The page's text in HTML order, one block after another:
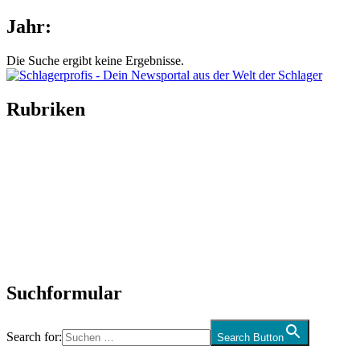
Jahr:
Die Suche ergibt keine Ergebnisse.
Rubriken
Suchformular
Search for: Search Button